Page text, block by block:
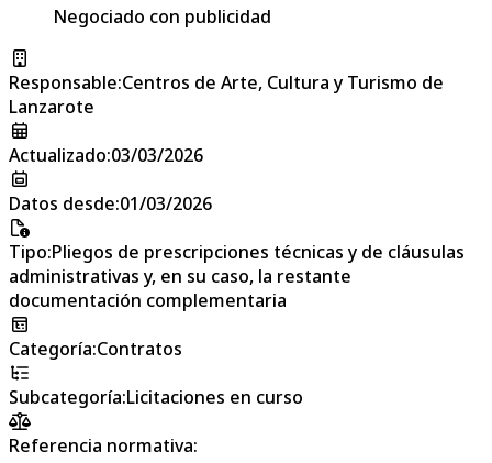
Negociado con publicidad
Responsable:Centros de Arte, Cultura y Turismo de
Lanzarote
Actualizado:03/03/2026
Datos desde:01/03/2026
Tipo:Pliegos de prescripciones técnicas y de cláusulas
administrativas y, en su caso, la restante
documentación complementaria
Categoría:Contratos
Subcategoría:Licitaciones en curso
Referencia normativa: